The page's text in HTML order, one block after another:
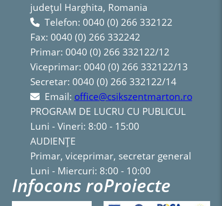
județul Harghita, Romania
Telefon: 0040 (0) 266 332122
Fax: 0040 (0) 266 332242
Primar: 0040 (0) 266 332122/12
Viceprimar: 0040 (0) 266 332122/13
Secretar: 0040 (0) 266 332122/14
Email: office@csikszentmarton.ro
PROGRAM DE LUCRU CU PUBLICUL
Luni - Vineri: 8:00 - 15:00
AUDIENȚE
Primar, viceprimar, secretar general
Luni - Miercuri: 8:00 - 10:00
Infocons roProiecte